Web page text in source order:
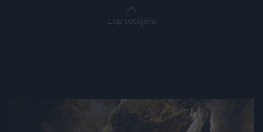
Lap tetejére